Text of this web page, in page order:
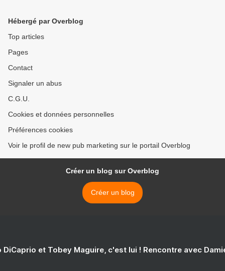
Hébergé par Overblog
Top articles
Pages
Contact
Signaler un abus
C.G.U.
Cookies et données personnelles
Préférences cookies
Voir le profil de new pub marketing sur le portail Overblog
Créer un blog sur Overblog
Créer un blog
DiCaprio et Tobey Maguire, c'est lui ! Rencontre avec